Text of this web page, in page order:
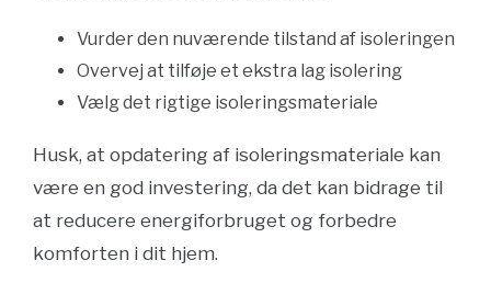
Vurder den nuværende tilstand af isoleringen
Overvej at tilføje et ekstra lag isolering
Vælg det rigtige isoleringsmateriale
Husk, at opdatering af isoleringsmateriale kan
være en god investering, da det kan bidrage til
at reducere energiforbruget og forbedre
komforten i dit hjem.